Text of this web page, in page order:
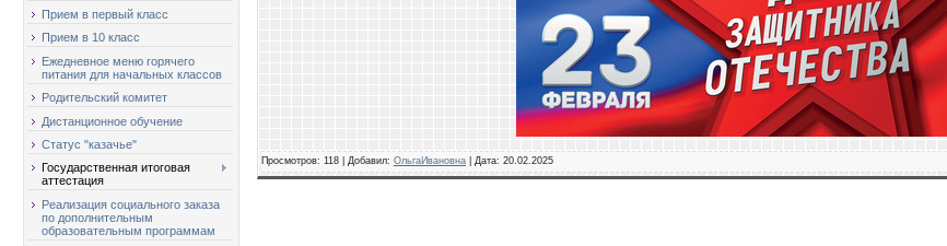
Прием в первый класс
Прием в 10 класс
Ежедневное меню горячего
питания для начальных классов
Родительский комитет
Дистанционное обучение
Статус "казачье"
Государственная итоговая
аттестация
Реализация социального заказа
по дополнительным
образовательным программам
Просмотров: 118 | Добавил: ОльгаИвановна | Дата: 20.02.2025